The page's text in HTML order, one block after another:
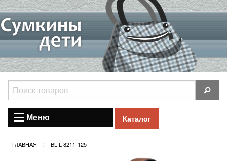
Меню Каталог
ГЛАВНАЯ BL-L-8211-125